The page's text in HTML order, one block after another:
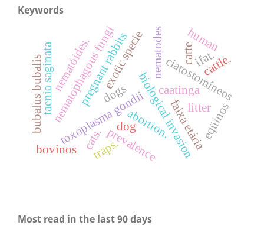
Keywords
biological invasion
exotic specie caatinga
toxoplasma gondii
pregnant rabbits
abortion.
nematophagous fungi nematodesciatostomíneos
faixa etáriaeqüinos
nematóides.
taenia saginata catte
bubalus bubalis dog
human
ifat.
prevalence
cattle.
dogs
cats.
litter
traps.
bovinos
Most read in the last 90 days